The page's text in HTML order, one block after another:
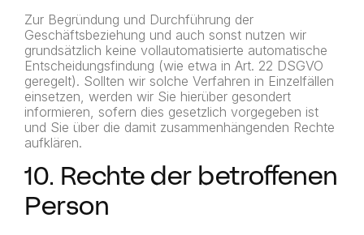
Zur Begründung und Durchführung der
Geschäftsbeziehung und auch sonst nutzen wir
grundsätzlich keine vollautomatisierte automatische
Entscheidungsfindung (wie etwa in Art. 22 DSGVO
geregelt). Sollten wir solche Verfahren in Einzelfällen
einsetzen, werden wir Sie hierüber gesondert
informieren, sofern dies gesetzlich vorgegeben ist
und Sie über die damit zusammenhängenden Rechte
aufklären.
10. Rechte der betroffenen
Person